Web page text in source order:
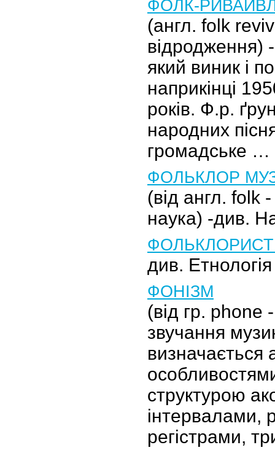
ФОЛК-
(англ. folk
відродження)
який виник і
наприкінці
років. Ф.р.
народних
громадське …
ФОЛЬКЛОР
(від англ. folk
наука) -див.
див.
ФОНІЗМ
(від гр. phone
звучання
визначається
структурою
інтервалами,
регістрами,